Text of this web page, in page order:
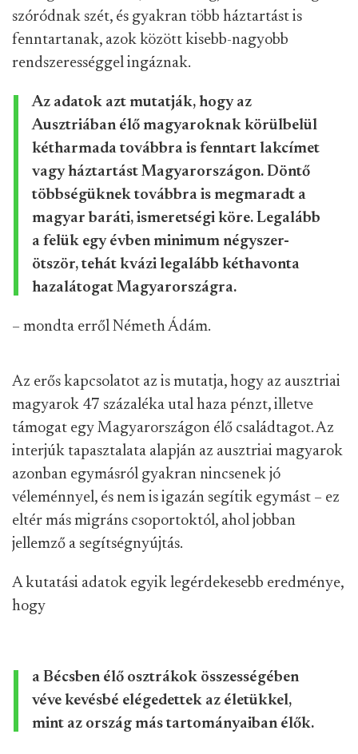
szóródnak szét, és gyakran több háztartást is
fenntartanak, azok között kisebb-nagyobb
rendszerességgel ingáznak.
Az adatok azt mutatják, hogy az
Ausztriában élő magyaroknak körülbelül
kétharmada továbbra is fenntart lakcímet
vagy háztartást Magyarországon. Döntő
többségüknek továbbra is megmaradt a
magyar baráti, ismeretségi köre. Legalább
a felük egy évben minimum négyszer-
ötször, tehát kvázi legalább kéthavonta
hazalátogat Magyarországra.
– mondta erről Németh Ádám.
Az erős kapcsolatot az is mutatja, hogy az ausztriai
magyarok 47 százaléka utal haza pénzt, illetve
támogat egy Magyarországon élő családtagot. Az
interjúk tapasztalata alapján az ausztriai magyarok
azonban egymásról gyakran nincsenek jó
véleménnyel, és nem is igazán segítik egymást – ez
eltér más migráns csoportoktól, ahol jobban
jellemző a segítségnyújtás.
A kutatási adatok egyik legérdekesebb eredménye,
hogy
a Bécsben élő osztrákok összességében
véve kevésbé elégedettek az életükkel,
mint az ország más tartományaiban élők.